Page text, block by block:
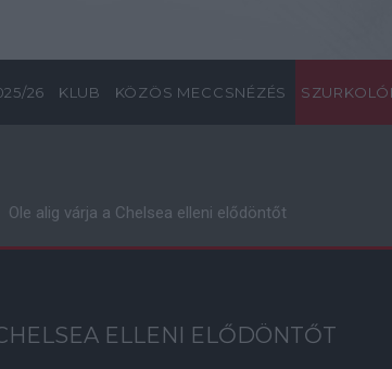
26 KLUB KÖZÖS MECCSNÉZÉS
Ole alig várja a Chelsea elleni elődöntőt
ELLENI ELŐDÖNTŐT